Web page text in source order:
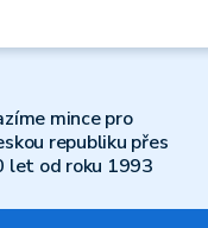
mince pro
republiku přes
let od roku 1993